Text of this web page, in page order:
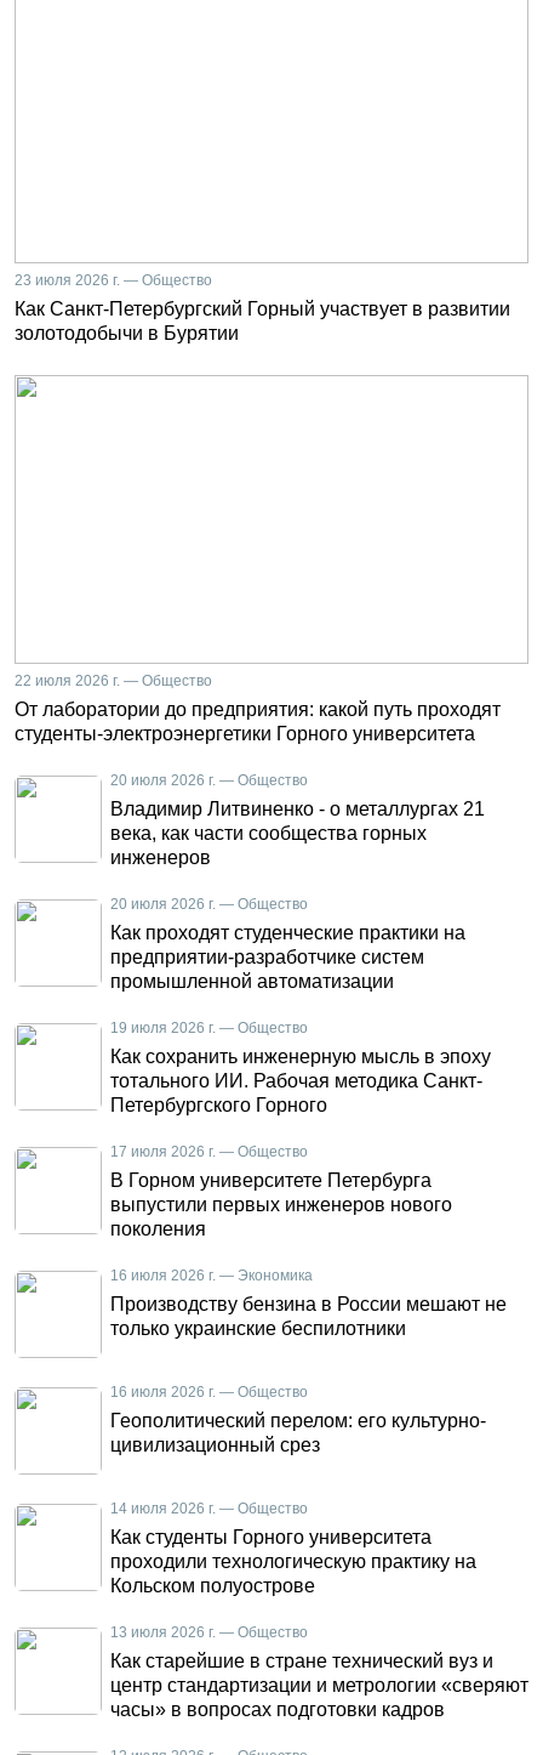
23 июля 2026 г. — Общество
Как Санкт-Петербургский Горный участвует в развитии
золотодобычи в Бурятии
22 июля 2026 г. — Общество
От лаборатории до предприятия: какой путь проходят
студенты-электроэнергетики Горного университета
20 июля 2026 г. — Общество
Владимир Литвиненко - о металлургах 21
века, как части сообщества горных
инженеров
20 июля 2026 г. — Общество
Как проходят студенческие практики на
предприятии-разработчике систем
промышленной автоматизации
19 июля 2026 г. — Общество
Как сохранить инженерную мысль в эпоху
тотального ИИ. Рабочая методика Санкт-
Петербургского Горного
17 июля 2026 г. — Общество
В Горном университете Петербурга
выпустили первых инженеров нового
поколения
16 июля 2026 г. — Экономика
Производству бензина в России мешают не
только украинские беспилотники
16 июля 2026 г. — Общество
Геополитический перелом: его культурно-
цивилизационный срез
14 июля 2026 г. — Общество
Как студенты Горного университета
проходили технологическую практику на
Кольском полуострове
13 июля 2026 г. — Общество
Как старейшие в стране технический вуз и
центр стандартизации и метрологии «сверяют
часы» в вопросах подготовки кадров